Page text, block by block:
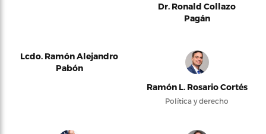
Dr. Ronald Collazo
Pagán
Lcdo. Ramón Alejandro
Pabón
Ramón L. Rosario Cortés
Política y derecho